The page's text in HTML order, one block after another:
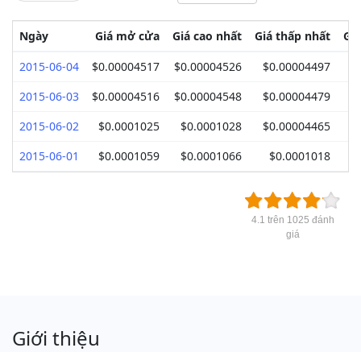
Ngày Giá mở cửa Giá cao nhất Giá thấp nhất
2015-06-04
$0.00004517 $0.00004526 $0.00004497
2015-06-03
$0.00004516 $0.00004548 $0.00004479
2015-06-02
$0.0001025 $0.0001028 $0.00004465
2015-06-01
$0.0001059 $0.0001066 $0.0001018
4.1 trên 1025 đánh
giá
Giới thiệu